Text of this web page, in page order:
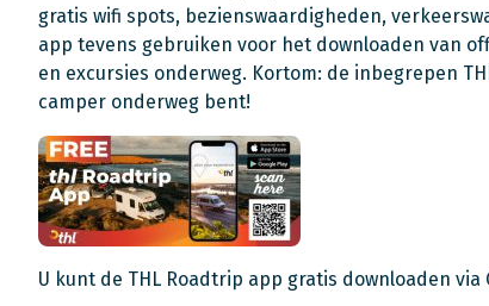
gratis wifi spots, bezienswaardigheden,
app tevens gebruiken voor het downloaden van
en excursies onderweg. Kortom: de inbegrepen
camper onderweg bent!
U kunt de THL Roadtrip app gratis downloaden via